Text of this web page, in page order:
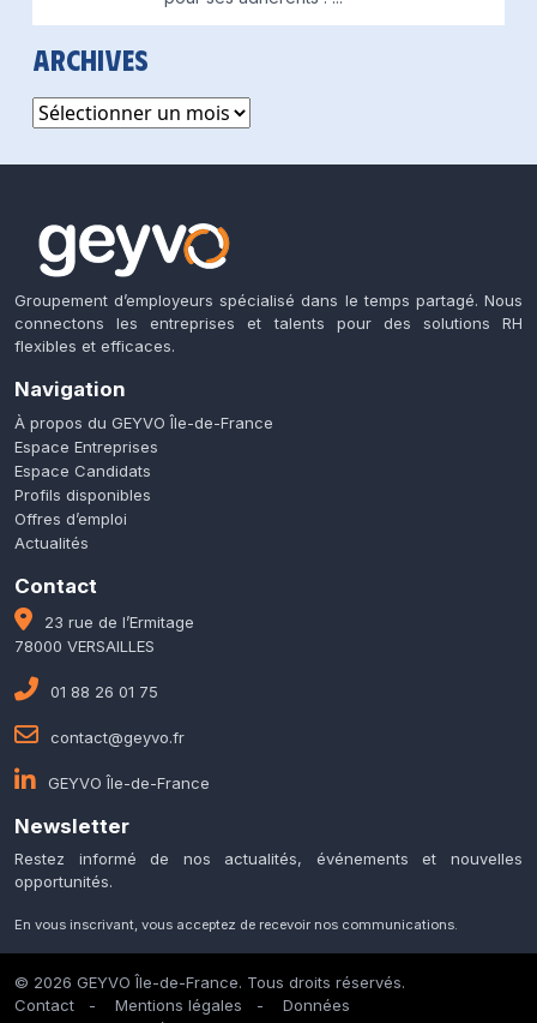
Archives
Archives
Groupement d’employeurs spécialisé dans le temps partagé. Nous
connectons les entreprises et talents pour des solutions RH
flexibles et efficaces.
Navigation
À propos du GEYVO Île-de-France
Espace Entreprises
Espace Candidats
Profils disponibles
Offres d’emploi
Actualités
Contact
23 rue de l’Ermitage
78000 VERSAILLES
01 88 26 01 75
contact@geyvo.fr
GEYVO Île-de-France
Newsletter
Restez informé de nos actualités, événements et nouvelles
opportunités.
En vous inscrivant, vous acceptez de recevoir nos communications.
© 2026 GEYVO Île-de-France. Tous droits réservés.
Contact - Mentions légales - Données